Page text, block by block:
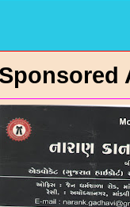
Sponsored